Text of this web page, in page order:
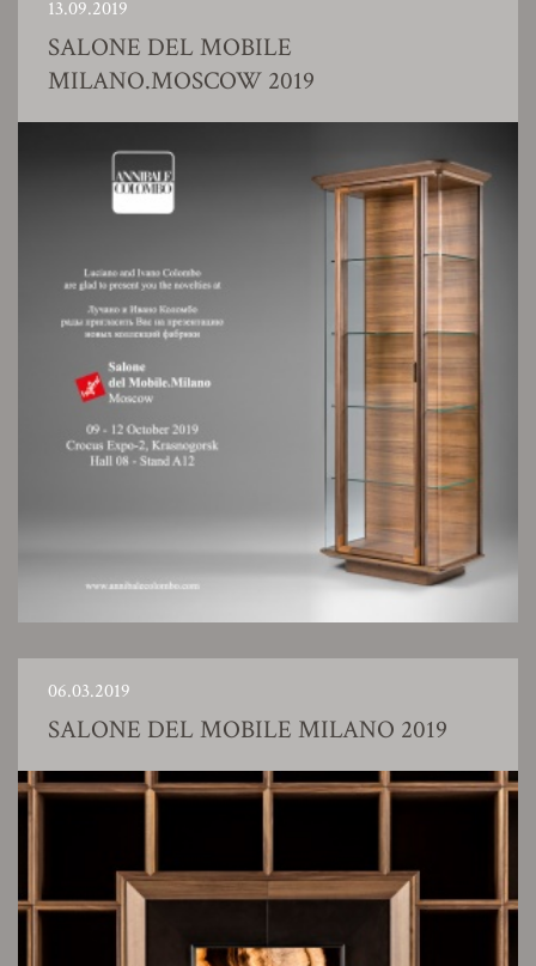
13.09.2019
SALONE DEL MOBILE
MILANO.MOSCOW 2019
06.03.2019
SALONE DEL MOBILE MILANO 2019